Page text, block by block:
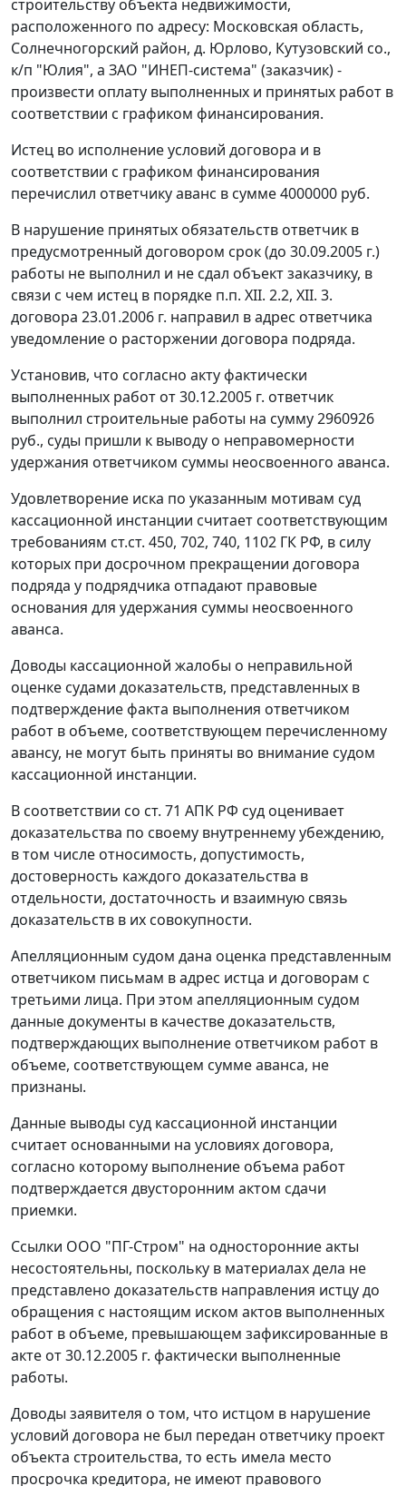
строительству объекта недвижимости,
расположенного по адресу: Московская область,
Солнечногорский район, д. Юрлово, Кутузовский со.,
к/п "Юлия", а ЗАО "ИНЕП-система" (заказчик) -
произвести оплату выполненных и принятых работ в
соответствии с графиком финансирования.
Истец во исполнение условий договора и в
соответствии с графиком финансирования
перечислил ответчику аванс в сумме 4000000 руб.
В нарушение принятых обязательств ответчик в
предусмотренный договором срок (до 30.09.2005 г.)
работы не выполнил и не сдал объект заказчику, в
связи с чем истец в порядке п.п. XII. 2.2, XII. 3.
договора 23.01.2006 г. направил в адрес ответчика
уведомление о расторжении договора подряда.
Установив, что согласно акту фактически
выполненных работ от 30.12.2005 г. ответчик
выполнил строительные работы на сумму 2960926
руб., суды пришли к выводу о неправомерности
удержания ответчиком суммы неосвоенного аванса.
Удовлетворение иска по указанным мотивам суд
кассационной инстанции считает соответствующим
требованиям ст.ст. 450, 702, 740, 1102 ГК РФ, в силу
которых при досрочном прекращении договора
подряда у подрядчика отпадают правовые
основания для удержания суммы неосвоенного
аванса.
Доводы кассационной жалобы о неправильной
оценке судами доказательств, представленных в
подтверждение факта выполнения ответчиком
работ в объеме, соответствующем перечисленному
авансу, не могут быть приняты во внимание судом
кассационной инстанции.
В соответствии со ст. 71 АПК РФ суд оценивает
доказательства по своему внутреннему убеждению,
в том числе относимость, допустимость,
достоверность каждого доказательства в
отдельности, достаточность и взаимную связь
доказательств в их совокупности.
Апелляционным судом дана оценка представленным
ответчиком письмам в адрес истца и договорам с
третьими лица. При этом апелляционным судом
данные документы в качестве доказательств,
подтверждающих выполнение ответчиком работ в
объеме, соответствующем сумме аванса, не
признаны.
Данные выводы суд кассационной инстанции
считает основанными на условиях договора,
согласно которому выполнение объема работ
подтверждается двусторонним актом сдачи
приемки.
Ссылки ООО "ПГ-Стром" на односторонние акты
несостоятельны, поскольку в материалах дела не
представлено доказательств направления истцу до
обращения с настоящим иском актов выполненных
работ в объеме, превышающем зафиксированные в
акте от 30.12.2005 г. фактически выполненные
работы.
Доводы заявителя о том, что истцом в нарушение
условий договора не был передан ответчику проект
объекта строительства, то есть имела место
просрочка кредитора, не имеют правового